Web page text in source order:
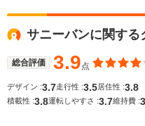
サイズ
全高
1.52m～
全幅
1.67m
サニーバンに関する
総合評価 3.9点
デザイン :3.7走行性 :3.5 居住性 :3.8
積載性 :3.8運転しやすさ :3.7維持費 :